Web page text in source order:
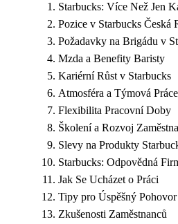
Starbucks: Více Než Jen
Pozice v Starbucks Česká
Požadavky na Brigádu v
Mzda a Benefity Baristy
Kariérní Růst v Starbucks
Atmosféra a Týmová Práce
Flexibilita Pracovní Doby
Školení a Rozvoj
Slevy na Produkty
Starbucks: Odpovědná
Jak Se Ucházet o Práci
Tipy pro Úspěšný Pohovor
Zkušenosti Zaměstnanců